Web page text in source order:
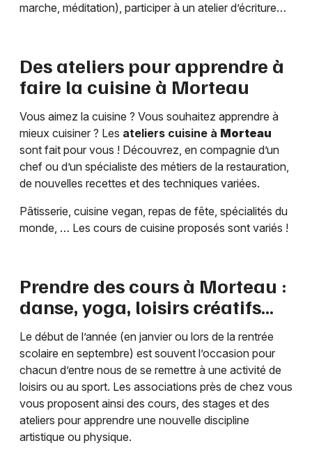
marche, méditation), participer à un atelier d’écriture…
Des ateliers pour apprendre à
faire la cuisine à Morteau
Vous aimez la cuisine ? Vous souhaitez apprendre à
mieux cuisiner ? Les ateliers cuisine à Morteau
sont fait pour vous ! Découvrez, en compagnie d’un
chef ou d’un spécialiste des métiers de la restauration,
de nouvelles recettes et des techniques variées.
Pâtisserie, cuisine vegan, repas de fête, spécialités du
monde, … Les cours de cuisine proposés sont variés !
Prendre des cours à Morteau :
danse, yoga, loisirs créatifs…
Le début de l’année (en janvier ou lors de la rentrée
scolaire en septembre) est souvent l’occasion pour
chacun d’entre nous de se remettre à une activité de
loisirs ou au sport. Les associations près de chez vous
vous proposent ainsi des cours, des stages et des
ateliers pour apprendre une nouvelle discipline
artistique ou physique.